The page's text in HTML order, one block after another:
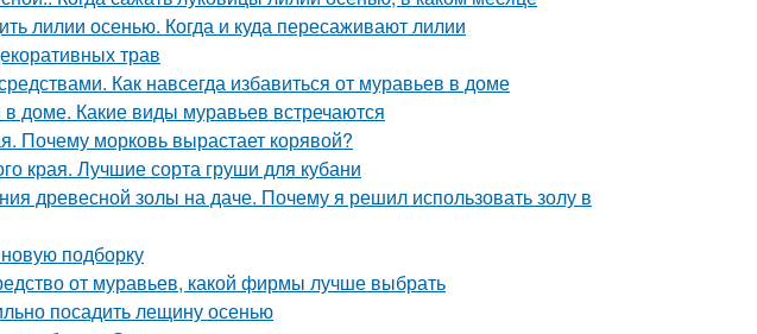
лилии осенью. Когда и куда пересаживают лилии
трав
Как навсегда избавиться от муравьев в доме
в доме. Какие виды муравьев встречаются
Почему морковь вырастает корявой?
края. Лучшие сорта груши для кубани
древесной золы на даче. Почему я решил использовать золу в
подборку
от муравьев, какой фирмы лучше выбрать
посадить лещину осенью